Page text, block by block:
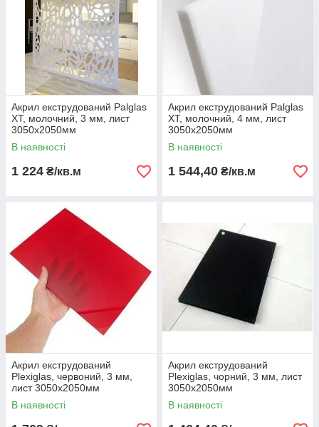
Акрил екструдований Palglas
XT, молочний, 3 мм, лист
3050х2050мм
В наявності
1 224 ₴/кв.м
Акрил екструдований Palglas
XT, молочний, 4 мм, лист
3050х2050мм
В наявності
1 544,40 ₴/кв.м
Акрил екструдований
Plexiglas, червоний, 3 мм,
лист 3050х2050мм
В наявності
Акрил екструдований
Plexiglas, чорний, 3 мм, лист
3050х2050мм
В наявності